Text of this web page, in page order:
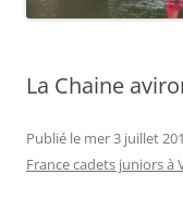
La Chaine
Publié le mer 3 juillet
France cadets juniors à